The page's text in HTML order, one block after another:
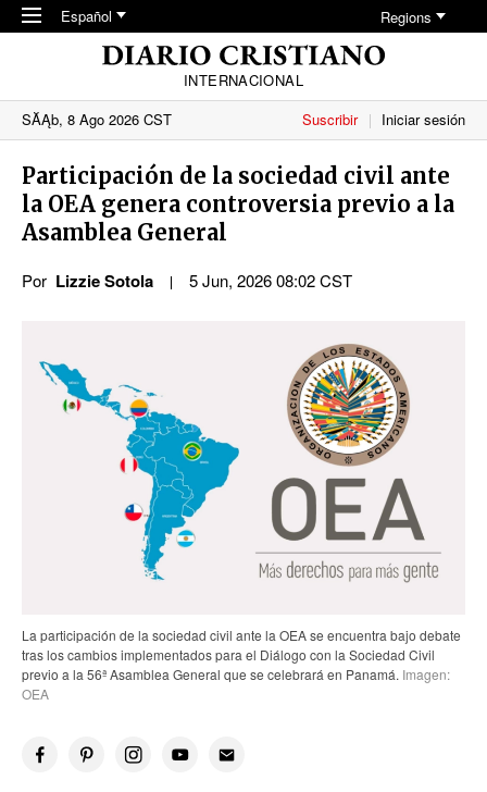
Skip to main content
Español Regions
INTERNACIONAL
SĂĄb, 8 Ago 2026 CST
Suscribir Iniciar sesión
Participación de la sociedad civil ante
la OEA genera controversia previo a la
Asamblea General
Por Lizzie Sotola 5 Jun, 2026 08:02 CST
La participación de la sociedad civil ante la OEA se encuentra bajo debate
tras los cambios implementados para el Diálogo con la Sociedad Civil
previo ala 56ª Asamblea General que se celebrará en Panamá. Imagen:
OEA